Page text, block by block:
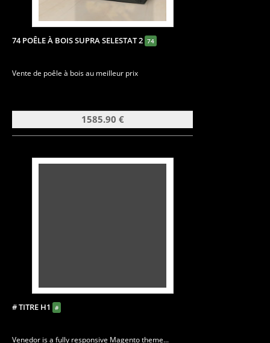
74 POÊLE À BOIS SUPRA SELESTAT 2 74
Vente de poêle à bois au meilleur prix
1585.90 €
# TITRE H1 #
Venedor is a fully responsive Magento theme...